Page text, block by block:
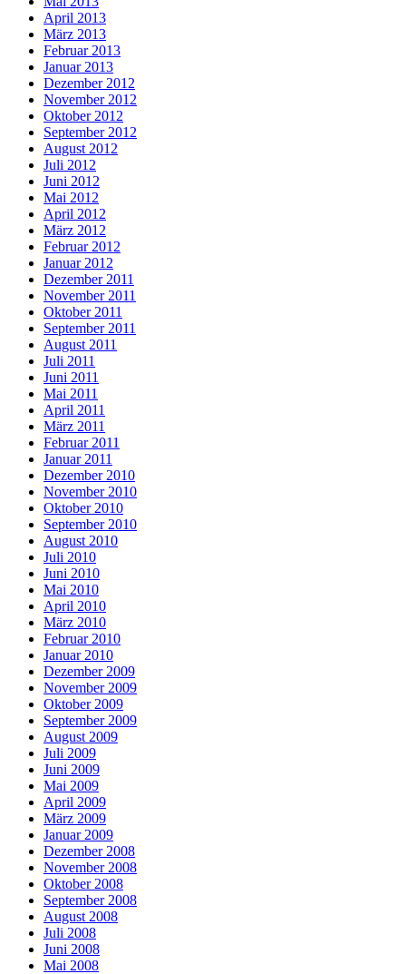
April 2013
März 2013
Februar 2013
Januar 2013
Dezember 2012
November 2012
Oktober 2012
September 2012
August 2012
Juli 2012
Juni 2012
Mai 2012
April 2012
März 2012
Februar 2012
Januar 2012
Dezember 2011
November 2011
Oktober 2011
September 2011
August 2011
Juli 2011
Juni 2011
Mai 2011
April 2011
März 2011
Februar 2011
Januar 2011
Dezember 2010
November 2010
Oktober 2010
September 2010
August 2010
Juli 2010
Juni 2010
Mai 2010
April 2010
März 2010
Februar 2010
Januar 2010
Dezember 2009
November 2009
Oktober 2009
September 2009
August 2009
Juli 2009
Juni 2009
Mai 2009
April 2009
März 2009
Januar 2009
Dezember 2008
November 2008
Oktober 2008
September 2008
August 2008
Juli 2008
Juni 2008
Mai 2008